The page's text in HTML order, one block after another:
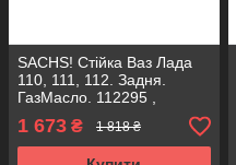
SACHS! Стійка Ваз Лада
110, 111, 112. Задня.
ГазМасло. 112295 ,
341824 САКС
1 673 ₴ 1 818 ₴